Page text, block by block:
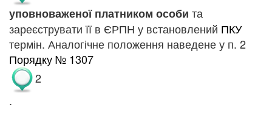
уповноваженої платником особи та
зареєструвати її в ЄРПН у встановлений ПКУ
термін. Аналогічне положення наведене у п. 2
Порядку № 1307
2
.